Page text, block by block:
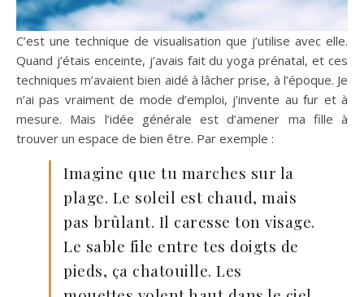
C’est une technique de visualisation que j’utilise avec elle.
Quand j’étais enceinte, j’avais fait du yoga prénatal, et ces
techniques m’avaient bien aidé à lâcher prise, à l’époque. Je
n’ai pas vraiment de mode d’emploi, j’invente au fur et à
mesure. Mais l’idée générale est d’amener ma fille à
trouver un espace de bien être. Par exemple :
Imagine que tu marches sur la
plage. Le soleil est chaud, mais
pas brûlant. Il caresse ton visage.
Le sable file entre tes doigts de
pieds, ça chatouille. Les